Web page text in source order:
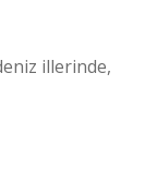
illerinde,